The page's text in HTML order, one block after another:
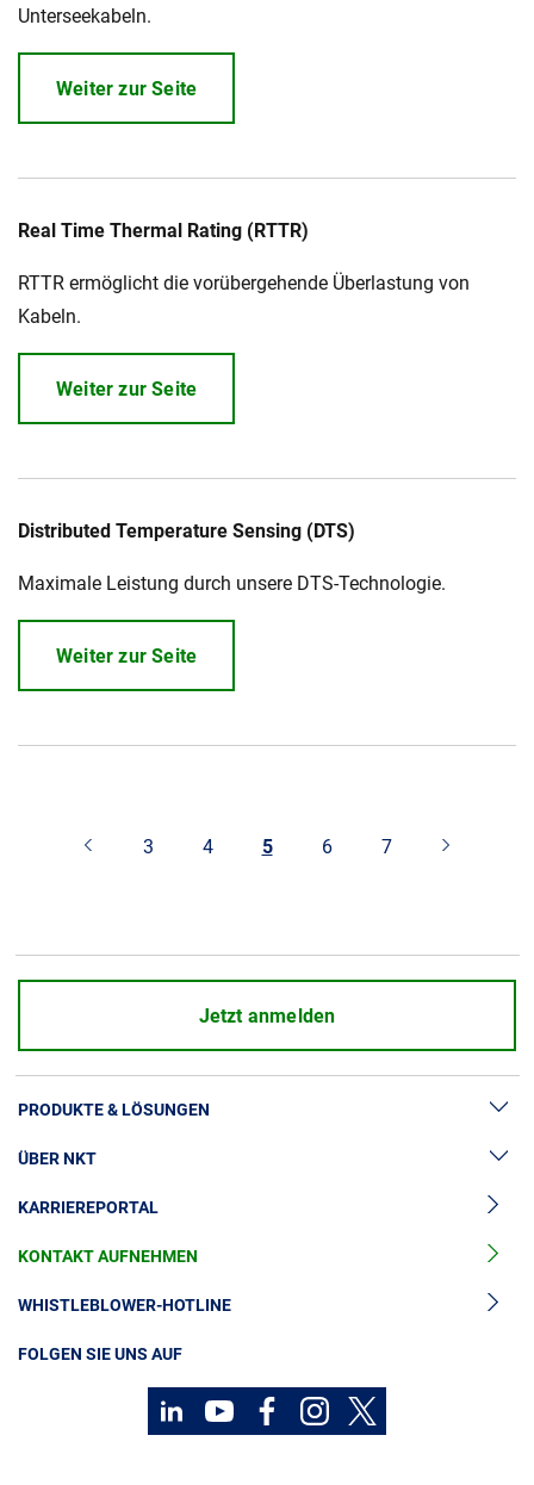
Unterseekabeln.
Weiter zur Seite
Real Time Thermal Rating (RTTR)
RTTR ermöglicht die vorübergehende Überlastung von
Kabeln.
Weiter zur Seite
Distributed Temperature Sensing (DTS)
Maximale Leistung durch unsere DTS-Technologie.
Weiter zur Seite
3 4 5 6 7
Jetzt anmelden
PRODUKTE & LÖSUNGEN
Hochspannung
Kabelgarnituren
Mittelspannungskabel
Niederspannungskabel
ÜBER NKT
News & Presse
Unsere Geschichte
Investoren
Nachhaltigkeit
KARRIEREPORTAL
KONTAKT AUFNEHMEN
WHISTLEBLOWER-HOTLINE
FOLGEN SIE UNS AUF